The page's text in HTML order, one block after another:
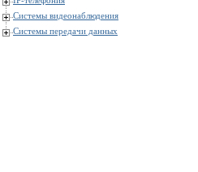
Системы видеонаблюдения
Системы передачи данных